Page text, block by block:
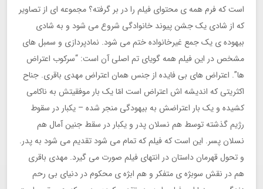
است که فرم همه ی محتوای فیلم را در بر گرفته؟ مجموعه ای از تصاویر
که از شادی یک جشن پیوند خانوادگی شروع می شود و به شادی
بیهوده ی یک جمع غیرخانواده ختم می شود. نمادپردازی و سمبل های
مشخص در این فیلم همه گویای تم اصلی آن است: “سرکوب اعتراض
ها”. اعتراض های بی فایده از جنس همان اعتراض مهدی باقری. جناح
اکثریتی که اندیشه اش اعتراض است امّا یک بار موفقیتش به ناکامی
کشیده و یک بار اعتراضش به بیهودگی منجر شده – یکبار در سقوط
رژیم گذشته توسط هم نسلان پدر و یکبار در سقط جنین آمال هم
نسلان پسر. این است که فیلم که تمام می شود تقدیم می شود به پدر.
و تحول قهرمان داستان در انتهای فیلم صورت می گیرد. مهدی باقری
هم در نقش سوبژه ی متفکر و هم ابژه ی محکوم در دنیای بی رحم